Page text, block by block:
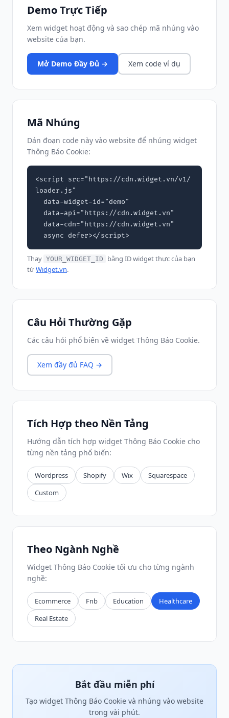
Demo Trực Tiếp
Xem widget hoạt động và sao chép mã nhúng vào
website của bạn.
Mở Demo Đầy Đủ → Xem code ví dụ
Mã Nhúng
Dán đoạn code này vào website để nhúng widget
Thông Báo Cookie:
<script src="https://cdn.widget.vn/v1/
loader.js"
  async defer></script>
Thay YOUR_WIDGET_ID
bằng ID widget thực của bạn
từWidget.vn.
Câu Hỏi Thường Gặp
Các câu hỏi phổ biến về widget Thông Báo Cookie.
Xem đầy đủ FAQ →
Tích Hợp theo Nền Tảng
Hướng dẫn tích hợp widget Thông Báo Cookie cho
từng nền tảng phổ biến:
Wordpress Shopify Wix
Squarespace
Custom
Theo Ngành Nghề
Widget Thông Báo Cookie tối ưu cho từng ngành
nghề:
Ecommerce Fnb Education
Healthcare
Real Estate
Bắt đầu miễn phí
Tạo widget Thông Báo Cookie và nhúng vào website
trong vài phút.